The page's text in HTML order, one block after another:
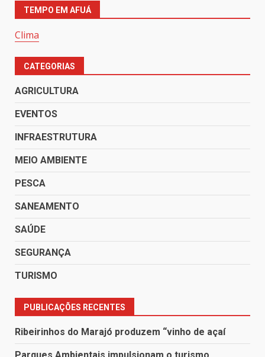
TEMPO EM AFUÁ
Clima
CATEGORIAS
AGRICULTURA
EVENTOS
INFRAESTRUTURA
MEIO AMBIENTE
PESCA
SANEAMENTO
SAÚDE
SEGURANÇA
TURISMO
PUBLICAÇÕES RECENTES
Ribeirinhos do Marajó produzem “vinho de açaí